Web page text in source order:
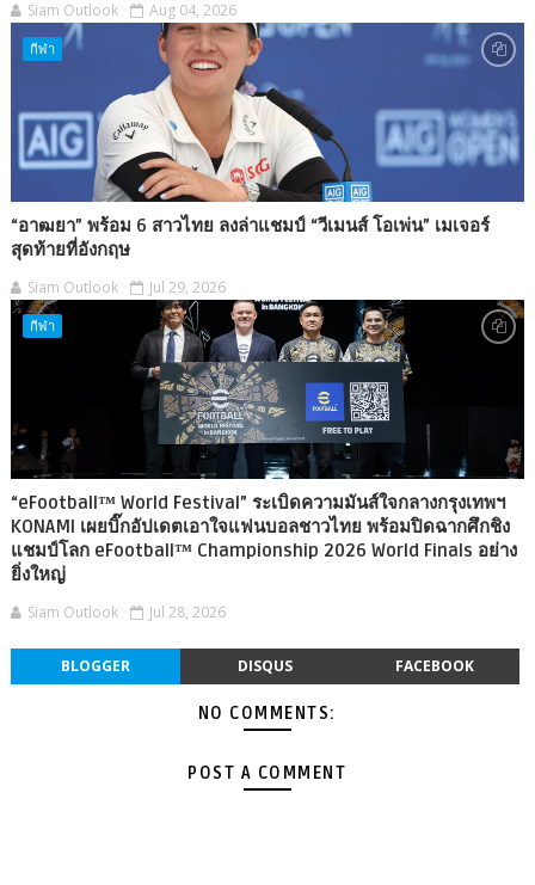
Siam Outlook Aug 04, 2026
กีฬา
“อาฒยา” พร้อม 6 สาวไทย ลงล่าแชมป์ “วีเมนส์ โอเพ่น” เมเจอร์
สุดท้ายที่อังกฤษ
Siam Outlook Jul 29, 2026
กีฬา
“eFootball™ World Festival” ระเบิดความมันส์ใจกลางกรุงเทพฯ
KONAMI เผยบิ๊กอัปเดตเอาใจแฟนบอลชาวไทย พร้อมปิดฉากศึกชิง
แชมป์โลก eFootball™ Championship 2026 World Finals อย่าง
ยิ่งใหญ่
Siam Outlook Jul 28, 2026
BLOGGER DISQUS FACEBOOK
NO COMMENTS:
POST A COMMENT